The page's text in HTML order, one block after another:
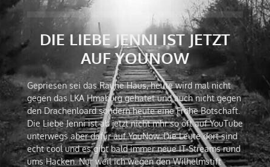
DIE LIEBE JENNI IST JETZT
AUF YOUNOW
Gepriesen sei das Rauhe Haus, heute wird mal nicht
gegen das LKA Hmaburg gehatet und auch nicht gegen
den Drachenloard sondern heute eine Frohe Botschaft.
Die Liebe Jenni ist ab jetzt nicht mhr so oft auf YouTube
unterwegs aber dafür auf YouNow. Die Leute dort sind
echt cool und es gibt bald immer neue IT-Streams rund
ums Hacken. Nur weil ich wegen den Wilhelmstift